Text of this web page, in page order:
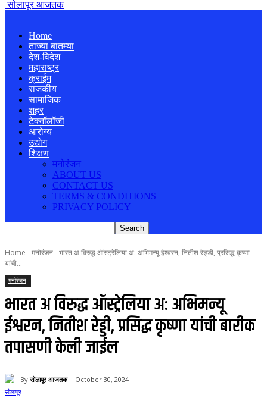
सोलापूर आजतक
Home
ताज्या बातम्या
देश-विदेश
महाराष्ट्र
क्राईम
राजकीय
सामाजिक
शहर
टेक्नॉलॉजी
आरोग्य
उद्योग
शिक्षण
मनोरंजन
ABOUT US
CONTACT US
TERMS & CONDITIONS
PRIVACY POLICY
Home मनोरंजन भारत अ विरुद्ध ऑस्ट्रेलिया अ: अभिमन्यू ईश्वरन, नितीश रेड्डी, प्रसिद्ध कृष्णा
यांची...
मनोरंजन
भारत अ विरुद्ध ऑस्ट्रेलिया अ: अभिमन्यू
ईश्वरन, नितीश रेड्डी, प्रसिद्ध कृष्णा यांची बारीक
तपासणी केली जाईल
By सोलापूर आजतक October 30, 2024